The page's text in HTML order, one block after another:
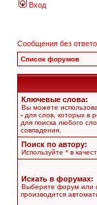
Вход
Сообщения без
Список форумов
Ключевые слова:
Вы можете
- для слов, которых в
для поиска любого
совпадения.
Поиск по автору:
Используйте * в
Искать в форумах:
Выберите форум или
производится